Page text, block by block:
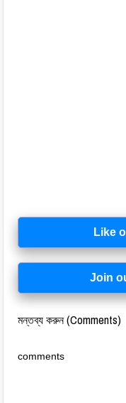
Like
Join
মন্তব্য করুন (Comments)
comments